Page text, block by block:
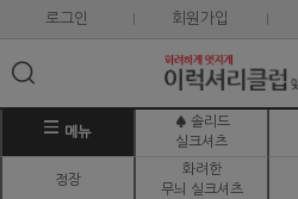
로그인 회원가입
메뉴
♠ 솔리드
실크셔츠
정장
화려한
무늬 실크셔츠